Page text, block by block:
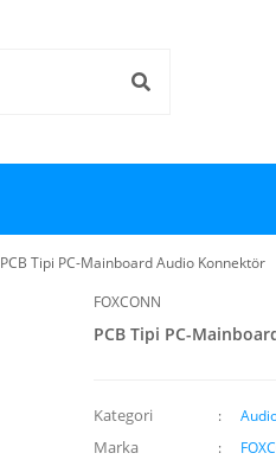
PCB Tipi PC-Mainboard Audio Konnektör
FOXCONN
PCB Tipi PC-
Kategori
Marka